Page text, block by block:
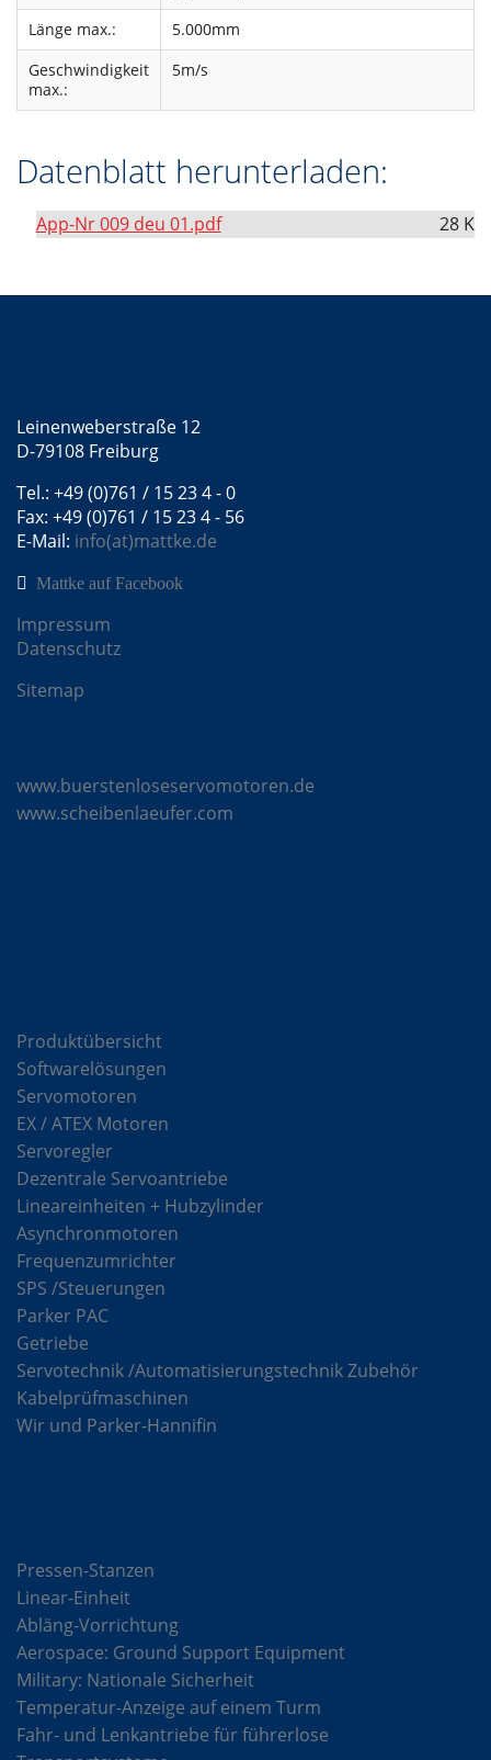
Länge max.:
5.000mm
Geschwindigkeit
max.:
5m/s
Datenblatt herunterladen:
App-Nr 009 deu 01.pdf 28 K
Leinenweberstraße 12
D-79108 Freiburg
Tel.: +49 (0)761 / 15 23 4 - 0
Fax: +49 (0)761 / 15 23 4 - 56
E-Mail: info(at)mattke.de
Mattke auf Facebook
Impressum
Datenschutz
Sitemap
www.buerstenloseservomotoren.de
www.scheibenlaeufer.com
Produktübersicht
Softwarelösungen
Servomotoren
EX / ATEX Motoren
Servoregler
Dezentrale Servoantriebe
Lineareinheiten + Hubzylinder
Asynchronmotoren
Frequenzumrichter
SPS /Steuerungen
Parker PAC
Getriebe
Servotechnik /Automatisierungstechnik Zubehör
Kabelprüfmaschinen
Wir und Parker-Hannifin
Pressen-Stanzen
Linear-Einheit
Abläng-Vorrichtung
Aerospace: Ground Support Equipment
Military: Nationale Sicherheit
Temperatur-Anzeige auf einem Turm
Fahr- und Lenkantriebe für führerlose